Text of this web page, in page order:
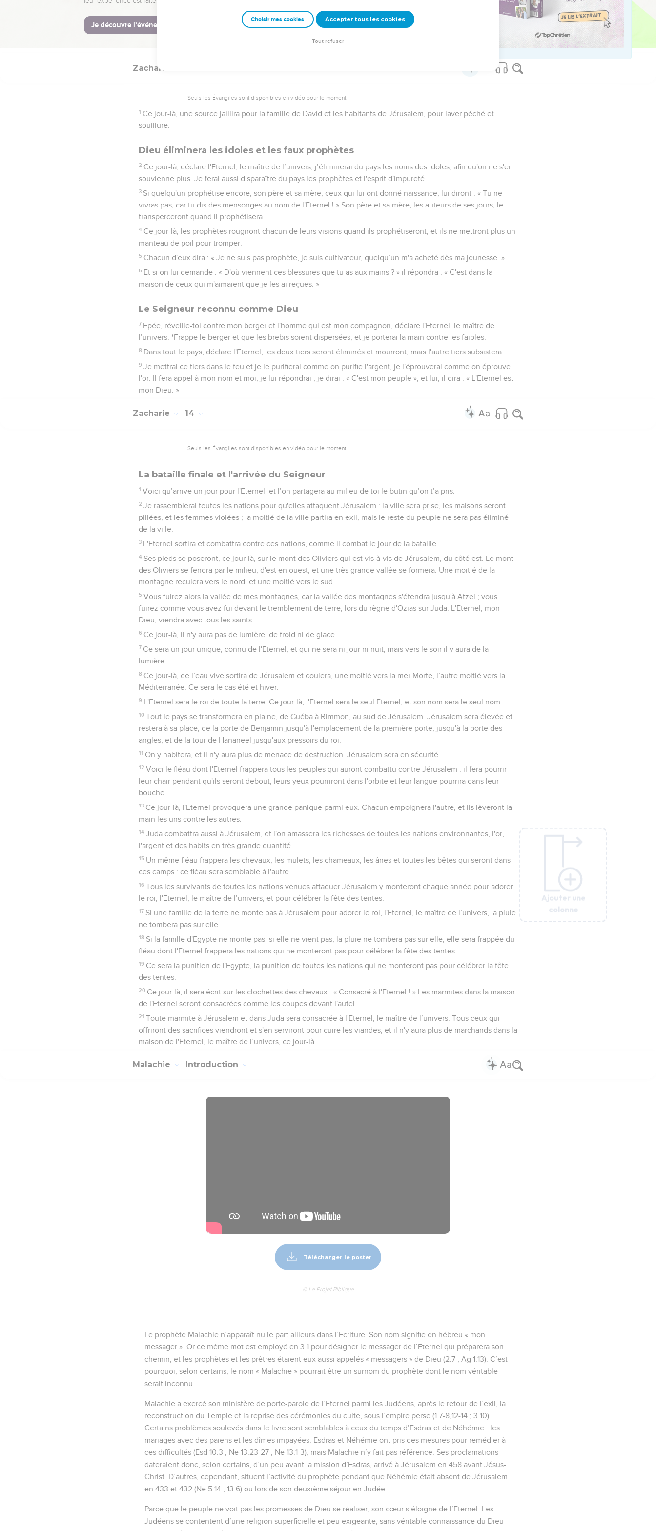
clan de la famille de Nathan à part et les femmes à part,
13 le clan de la famille de Lévi à part et les femmes à part, le clan de Shimeï à part et les femmes à part,
et tous les autres clans chacun à part et leurs femmes à part.
Ajouter une
colonne
Zacharie
Seuls les Évangiles sont disponibles en vidéo pour le moment.
1 Ce jour-là, une source jaillira pour la famille de David et les habitants de Jérusalem, pour laver péché et
souillure.
Dieu éliminera les idoles et les faux prophètes
2 Ce jour-là, déclare l'Eternel, le maître de l’univers, j’éliminerai du pays les noms des idoles, afin qu'on ne s'en
souvienne plus. Je ferai aussi disparaître du pays les prophètes et l'esprit d'impureté.
3 Si quelqu'un prophétise encore, son père et sa mère, ceux qui lui ont donné naissance, lui diront : « Tu ne
vivras pas, car tu dis des mensonges au nom de l'Eternel ! » Son père et sa mère, les auteurs de ses jours, le
transperceront quand il prophétisera.
4 Ce jour-là, les prophètes rougiront chacun de leurs visions quand ils prophétiseront, et ils ne mettront plus un
manteau de poil pour tromper.
5 Chacun d'eux dira : « Je ne suis pas prophète, je suis cultivateur, quelqu’un m'a acheté dès ma jeunesse. »
6 Et si on lui demande : « D'où viennent ces blessures que tu as aux mains ? » il répondra : « C'est dans la
maison de ceux qui m'aimaient que je les ai reçues. »
Le Seigneur reconnu comme Dieu
7 Epée, réveille-toi contre mon berger et l'homme qui est mon compagnon, déclare l'Eternel, le maître de
l’univers. *Frappe le berger et que les brebis soient dispersées, et je porterai la main contre les faibles.
8 Dans tout le pays, déclare l'Eternel, les deux tiers seront éliminés et mourront, mais l'autre tiers subsistera.
9 Je mettrai ce tiers dans le feu et je le purifierai comme on purifie l'argent, je l'éprouverai comme on éprouve
l'or. Il fera appel à mon nom et moi, je lui répondrai ; je dirai : « C'est mon peuple », et lui, il dira : « L'Eternel est
mon Dieu. »
Ajouter une
colonne
Zacharie 14
Seuls les Évangiles sont disponibles en vidéo pour le moment.
La bataille finale et l'arrivée du Seigneur
1 Voici qu’arrive un jour pour l'Eternel, et l’on partagera au milieu de toi le butin qu’on t’a pris.
2 Je rassemblerai toutes les nations pour qu'elles attaquent Jérusalem : la ville sera prise, les maisons seront
pillées, et les femmes violées ; la moitié de la ville partira en exil, mais le reste du peuple ne sera pas éliminé
de la ville.
3 L'Eternel sortira et combattra contre ces nations, comme il combat le jour de la bataille.
4 Ses pieds se poseront, ce jour-là, sur le mont des Oliviers qui est vis-à-vis de Jérusalem, du côté est. Le mont
des Oliviers se fendra par le milieu, d'est en ouest, et une très grande vallée se formera. Une moitié de la
montagne reculera vers le nord, et une moitié vers le sud.
5 Vous fuirez alors la vallée de mes montagnes, car la vallée des montagnes s'étendra jusqu'à Atzel ; vous
fuirez comme vous avez fui devant le tremblement de terre, lors du règne d'Ozias sur Juda. L'Eternel, mon
Dieu, viendra avec tous les saints.
6 Ce jour-là, il n'y aura pas de lumière, de froid ni de glace.
7 Ce sera un jour unique, connu de l'Eternel, et qui ne sera ni jour ni nuit, mais vers le soir il y aura de la
lumière.
8 Ce jour-là, de l’eau vive sortira de Jérusalem et coulera, une moitié vers la mer Morte, l’autre moitié vers la
Méditerranée. Ce sera le cas été et hiver.
9 L'Eternel sera le roi de toute la terre. Ce jour-là, l'Eternel sera le seul Eternel, et son nom sera le seul nom.
10 Tout le pays se transformera en plaine, de Guéba à Rimmon, au sud de Jérusalem. Jérusalem sera élevée et
restera à sa place, de la porte de Benjamin jusqu'à l'emplacement de la première porte, jusqu'à la porte des
angles, et de la tour de Hananeel jusqu'aux pressoirs du roi.
11 On y habitera, et il n'y aura plus de menace de destruction. Jérusalem sera en sécurité.
12 Voici le fléau dont l'Eternel frappera tous les peuples qui auront combattu contre Jérusalem : il fera pourrir
leur chair pendant qu'ils seront debout, leurs yeux pourriront dans l'orbite et leur langue pourrira dans leur
bouche.
13 Ce jour-là, l'Eternel provoquera une grande panique parmi eux. Chacun empoignera l'autre, et ils lèveront la
main les uns contre les autres.
14 Juda combattra aussi à Jérusalem, et l'on amassera les richesses de toutes les nations environnantes, l'or,
l'argent et des habits en très grande quantité.
15 Un même fléau frappera les chevaux, les mulets, les chameaux, les ânes et toutes les bêtes qui seront dans
ces camps : ce fléau sera semblable à l'autre.
16 Tous les survivants de toutes les nations venues attaquer Jérusalem y monteront chaque année pour adorer
le roi, l'Eternel, le maître de l’univers, et pour célébrer la fête des tentes.
17 Si une famille de la terre ne monte pas à Jérusalem pour adorer le roi, l'Eternel, le maître de l’univers, la pluie
ne tombera pas sur elle.
18 Si la famille d'Egypte ne monte pas, si elle ne vient pas, la pluie ne tombera pas sur elle, elle sera frappée du
fléau dont l'Eternel frappera les nations qui ne monteront pas pour célébrer la fête des tentes.
19 Ce sera la punition de l'Egypte, la punition de toutes les nations qui ne monteront pas pour célébrer la fête
des tentes.
20 Ce jour-là, il sera écrit sur les clochettes des chevaux : « Consacré à l'Eternel ! » Les marmites dans la maison
de l'Eternel seront consacrées comme les coupes devant l'autel.
21 Toute marmite à Jérusalem et dans Juda sera consacrée à l'Eternel, le maître de l’univers. Tous ceux qui
offriront des sacrifices viendront et s'en serviront pour cuire les viandes, et il n'y aura plus de marchands dans la
maison de l'Eternel, le maître de l’univers, ce jour-là.
Ajouter une
colonne
Malachie Introduction
Télécharger le poster
© Le Projet Biblique
Le prophète Malachie n’apparaît nulle part ailleurs dans l’Ecriture. Son nom signifie en hébreu « mon
messager ». Or ce même mot est employé en 3.1 pour désigner le messager de l’Eternel qui préparera son
chemin, et les prophètes et les prêtres étaient eux aussi appelés « messagers » de Dieu (2.7 ; Ag 1.13). C’est
pourquoi, selon certains, le nom « Malachie » pourrait être un surnom du prophète dont le nom véritable
serait inconnu.
Malachie a exercé son ministère de porte-parole de l’Eternel parmi les Judéens, après le retour de l’exil, la
reconstruction du Temple et la reprise des cérémonies du culte, sous l’empire perse (1.7-8,12-14 ; 3.10).
Certains problèmes soulevés dans le livre sont semblables à ceux du temps d’Esdras et de Néhémie : les
mariages avec des païens et les dîmes impayées. Esdras et Néhémie ont pris des mesures pour remédier à
ces difficultés (Esd 10.3 ; Ne 13.23-27 ; Ne 13.1-3), mais Malachie n’y fait pas référence. Ses proclamations
dateraient donc, selon certains, d’un peu avant la mission d’Esdras, arrivé à Jérusalem en 458 avant Jésus-
Christ. D’autres, cependant, situent l’activité du prophète pendant que Néhémie était absent de Jérusalem
en 433 et 432 (Ne 5.14 ; 13.6) ou lors de son deuxième séjour en Judée.
Parce que le peuple ne voit pas les promesses de Dieu se réaliser, son cœur s’éloigne de l’Eternel. Les
Judéens se contentent d’une religion superficielle et peu exigeante, sans véritable connaissance du Dieu
Ajouter une
colonne
Ajouter une
colonne
Choisir mes cookies Accepter tous les cookies
Tout refuser